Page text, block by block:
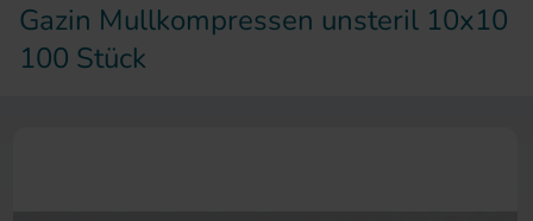
Gazin Mullkompressen unsteril 10x10
100 Stück